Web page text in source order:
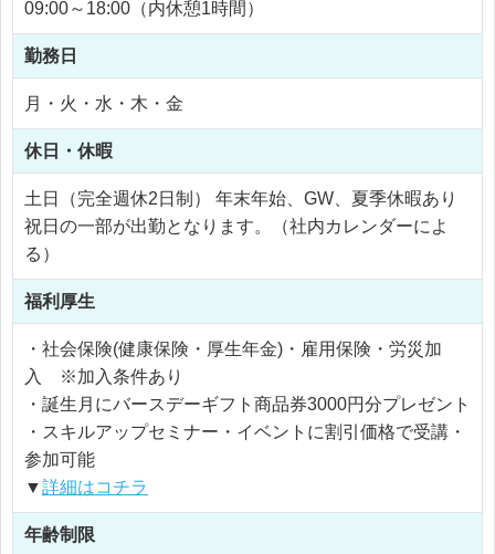
09:00～18:00（内休憩1時間）
勤務日
月・火・水・木・金
休日・休暇
土日（完全週休2日制） 年末年始、GW、夏季休暇あり
祝日の一部が出勤となります。（社内カレンダーによ
る）
福利厚生
・社会保険(健康保険・厚生年金)・雇用保険・労災加
入 ※加入条件あり
・誕生月にバースデーギフト商品券3000円分プレゼント
・スキルアップセミナー・イベントに割引価格で受講・
参加可能
▼詳細はコチラ
年齢制限